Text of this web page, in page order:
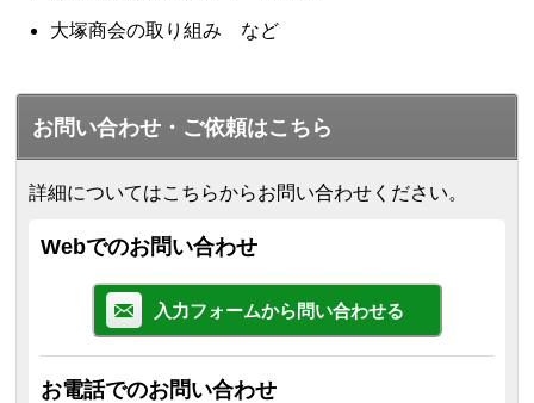
大塚商会の取り組み など
お問い合わせ・ご依頼はこちら
詳細についてはこちらからお問い合わせください。
Webでのお問い合わせ
入力フォームから問い合わせる
お電話でのお問い合わせ